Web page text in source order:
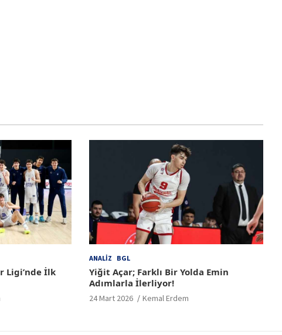
Ligi’nde İlk
ANALIZ BGL
Yiğit Açar; Farklı Bir Yolda Emin
Adımlarla İlerliyor!
24 Mart 2026 Kemal Erdem